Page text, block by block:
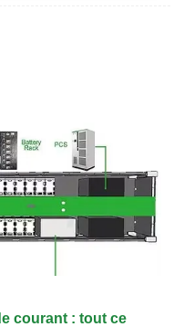
courant : tout ce